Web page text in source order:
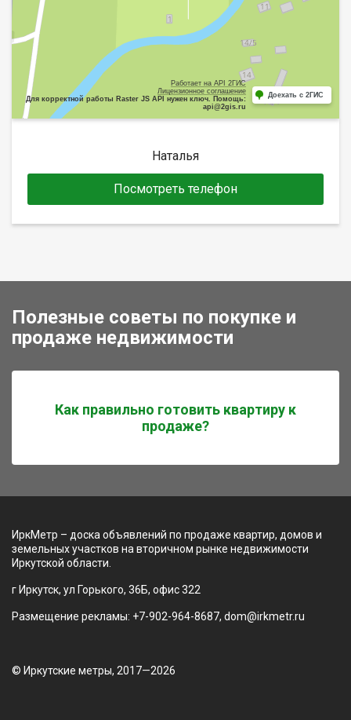
Работает на API 2ГИС
Лицензионное соглашение
Для корректной работы Raster JS API нужен ключ. Помощь:
api@2gis.ru
Доехать с 2ГИС
Наталья
Посмотреть телефон
Полезные советы по покупке и
продаже недвижимости
Как правильно готовить квартиру к
продаже?
ИркМетр – доска объявлений по продаже квартир, домов и
земельных участков на вторичном рынке недвижимости
Иркутской области.
г Иркутск, ул Горького, 36Б, офис 322
Размещение рекламы: +7-902-964-8687, dom@irkmetr.ru
© Иркутские метры, 2017—2026